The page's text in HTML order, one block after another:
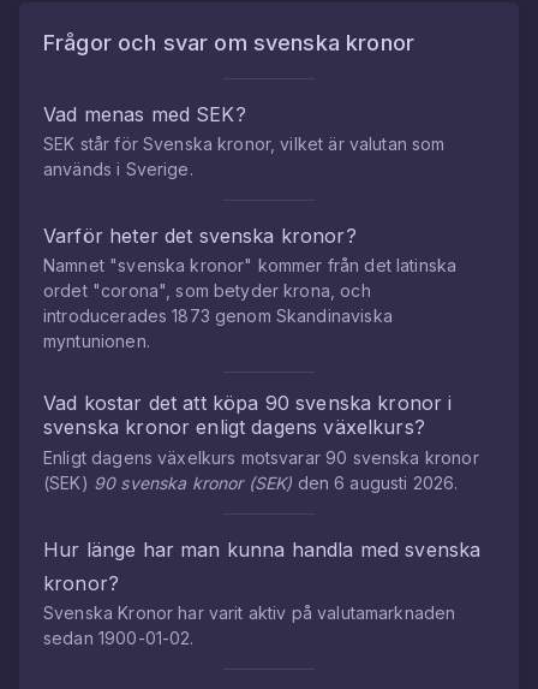
Frågor och svar om svenska kronor
Vad menas med SEK?
SEK står för Svenska kronor, vilket är valutan som
används i Sverige.
Varför heter det svenska kronor?
Namnet "svenska kronor" kommer från det latinska
ordet "corona", som betyder krona, och
introducerades 1873 genom Skandinaviska
myntunionen.
Vad kostar det att köpa 90svenska kronor i
svenska kronor enligt dagens växelkurs?
Enligt dagens växelkurs motsvarar 90 svenska kronor
(SEK) 90 svenska kronor(SEK) den6 augusti 2026.
Hur länge har man kunna handla medsvenska
kronor?
Svenska Kronor har varit aktiv på valutamarknaden
sedan 1900-01-02.